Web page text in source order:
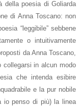
della poesia di Goliarda
di Anna Toscano: non
“leggibile” sebbene
o intuitivamente
da Anna Toscano,
collegarsi in alcun modo
che intenda esibire
e la pur nobile
io penso di più) la linea